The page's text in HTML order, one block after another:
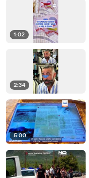
1:02
2:34
5:00